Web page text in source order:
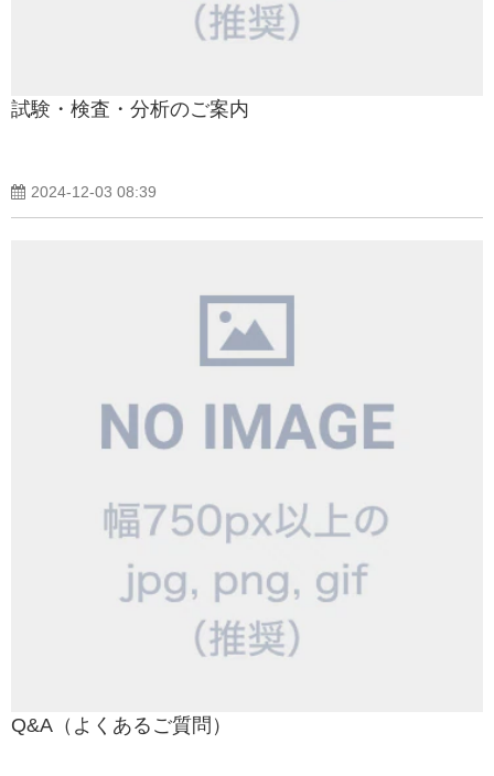
試験・検査・分析のご案内
2024-12-03 08:39
Q&A（よくあるご質問）